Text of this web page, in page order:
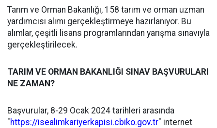
Tarım ve Orman Bakanlığı, 158 tarım ve orman uzman
yardımcısı alımı gerçekleştirmeye hazırlanıyor. Bu
alımlar, çeşitli lisans programlarından yarışma sınavıyla
gerçekleştirilecek.
TARIM VE ORMAN BAKANLIĞI SINAV BAŞVURULARI
NE ZAMAN?
Başvurular, 8-29 Ocak 2024 tarihleri arasında
"https://isealimkariyerkapisi.cbiko.gov.tr" internet